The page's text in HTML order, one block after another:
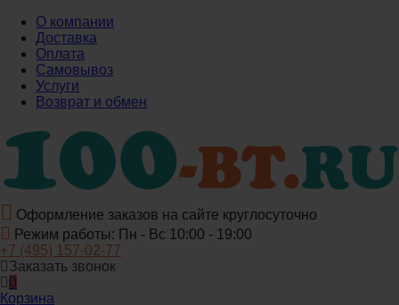
О компании
Доставка
Оплата
Самовывоз
Услуги
Возврат и обмен
Оформление заказов на сайте круглосуточно
Режим работы: Пн - Вс 10:00 - 19:00
+7 (495) 157-02-77
Заказать звонок
0
Корзина